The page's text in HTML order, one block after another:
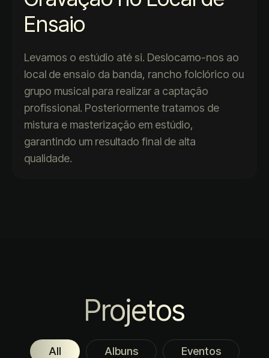
Ensaio
Levamos o estúdio até si. Deslocamo-nos ao
local de ensaio da banda, rancho folclórico ou
grupo musical para realizar a captação
profissional. Posteriormente tratamos de
mistura e masterização em estúdio,
garantindo um resultado final de alta
qualidade.
Projetos
All Albuns Eventos